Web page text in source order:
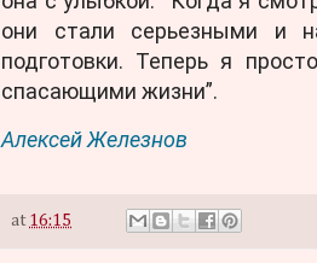
они стали серьезными и
подготовки. Теперь я
спасающими жизни”.
Алексей Железнов
at 16:15